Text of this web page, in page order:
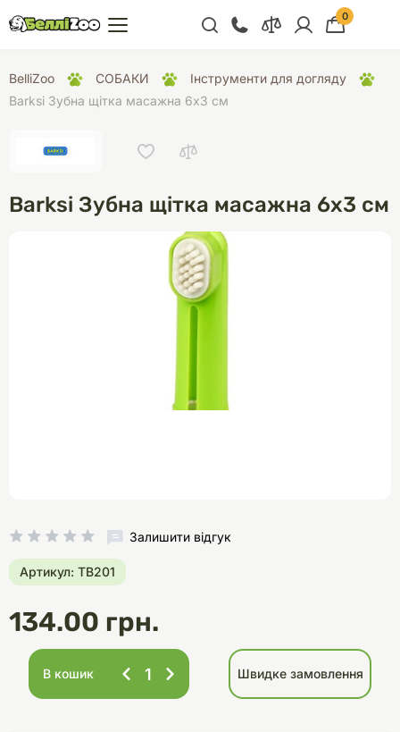
+38 (068) 300 91 91
Відділ продажу
+38 (099) 300 91 91
Відділ підтримки
76
0
BelliZoo СОБАКИ
Інструменти для догляду
Barksi Зубна щітка масажна 6х3 см
Barksi Зубна щітка масажна 6х3 см
Залишити відгук
Артикул: TB201
134.00 грн.
В кошик Швидке замовлення